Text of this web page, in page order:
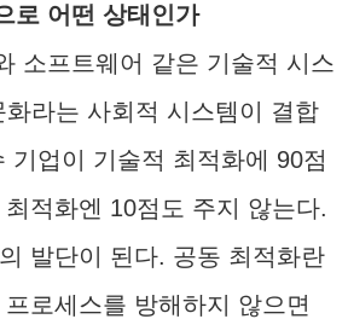
로 어떤 상태인가
소프트웨어 같은 기술적 시스
화라는 사회적 시스템이 결합
기업이 기술적 최적화에 90점
적화엔 10점도 주지 않는다.
발단이 된다. 공동 최적화란
로세스를 방해하지 않으면